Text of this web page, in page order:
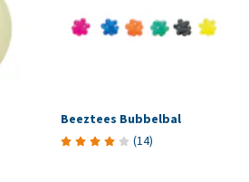
Beeztees Bubbelbal
(14)